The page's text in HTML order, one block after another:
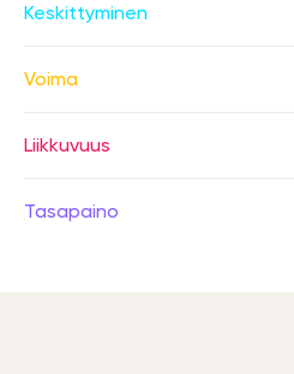
Keskittyminen
Voima
Liikkuvuus
Tasapaino